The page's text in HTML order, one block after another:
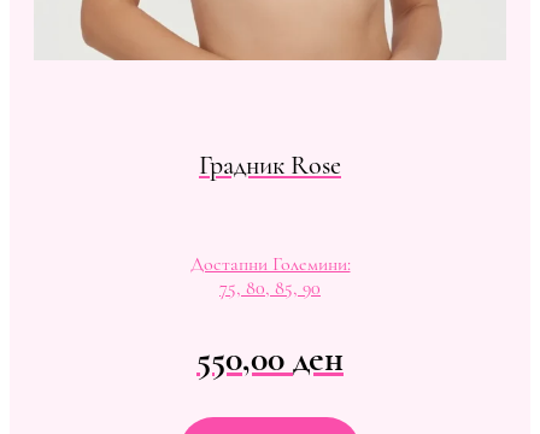
Градник Rose
Достапни Големини:
75, 80, 85, 90
550,00ден